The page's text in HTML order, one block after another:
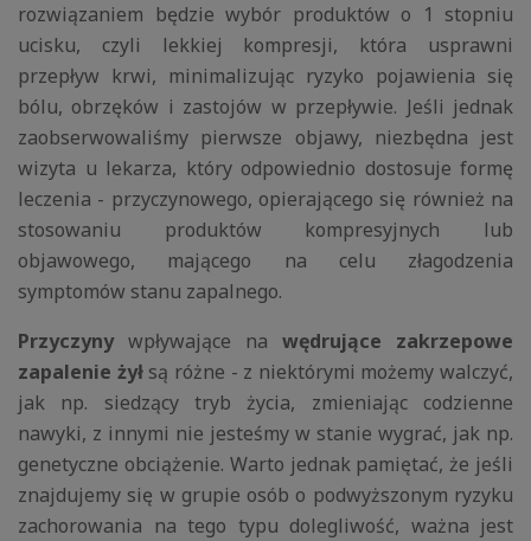
rozwiązaniem będzie wybór produktów o 1 stopniu
ucisku, czyli lekkiej kompresji, która usprawni
przepływ krwi, minimalizując ryzyko pojawienia się
bólu, obrzęków i zastojów w przepływie. Jeśli jednak
zaobserwowaliśmy pierwsze objawy, niezbędna jest
wizyta u lekarza, który odpowiednio dostosuje formę
leczenia - przyczynowego, opierającego się również na
stosowaniu produktów kompresyjnych lub
objawowego, mającego na celu złagodzenia
symptomów stanu zapalnego.
Przyczynywpływające na wędrujące zakrzepowe
zapalenie żyłsą różne - z niektórymi możemy walczyć,
jak np. siedzący tryb życia, zmieniając codzienne
nawyki, z innymi nie jesteśmy w stanie wygrać, jak np.
genetyczne obciążenie. Warto jednak pamiętać, że jeśli
znajdujemy się w grupie osób o podwyższonym ryzyku
zachorowania na tego typu dolegliwość, ważna jest